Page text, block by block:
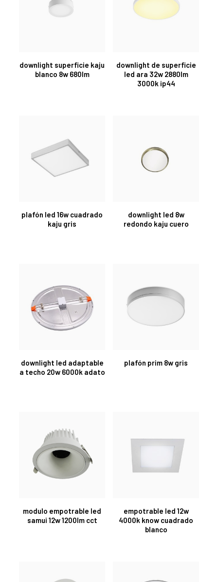
downlight superficie kaju
blanco 8w 680lm
downlight de superficie
led ara 32w 2880lm
3000k ip44
plafón led 16w cuadrado
kaju gris
downlight led 8w
redondo kaju cuero
downlight led adaptable
a techo 20w 6000k adato
plafón prim 8w gris
modulo empotrable led
samui 12w 1200lm cct
empotrable led 12w
4000k know cuadrado
blanco